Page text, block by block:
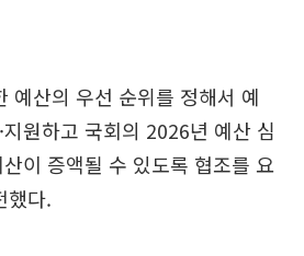
예산의 우선 순위를 정해서 예
지원하고 국회의 2026년 예산 심
이 증액될 수 있도록 협조를 요
했다.